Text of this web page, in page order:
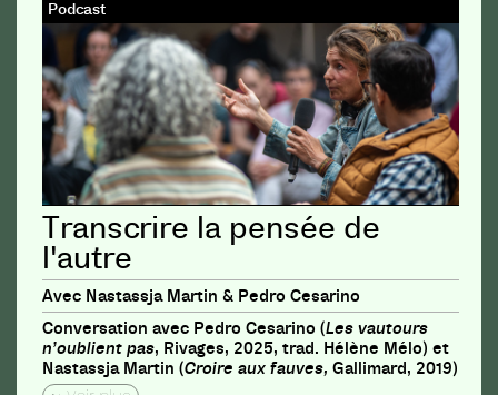
Podcast
Transcrire la pensée de
l'autre
Avec Nastassja Martin & Pedro Cesarino
Conversation avec Pedro Cesarino (Les vautours
n’oublient pas, Rivages, 2025, trad. Hélène Mélo) et
Nastassja Martin (Croire aux fauves, Gallimard, 2019)